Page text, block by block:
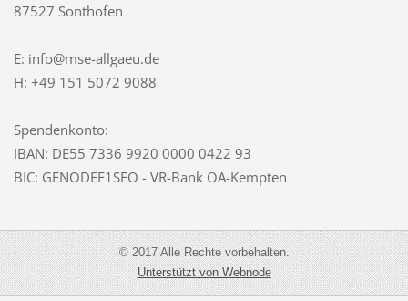
87527 Sonthofen
E: info@mse-allgaeu.de
H: +49 151 5072 9088
Spendenkonto:
IBAN: DE55 7336 9920 0000 0422 93
BIC: GENODEF1SFO - VR-Bank OA-Kempten
© 2017 Alle Rechte vorbehalten.
Unterstützt von Webnode